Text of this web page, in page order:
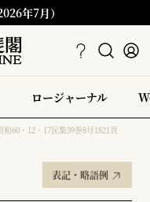
年7月）
ロージャーナル
和60・12・17民集39巻8号1821頁
表記・略語例